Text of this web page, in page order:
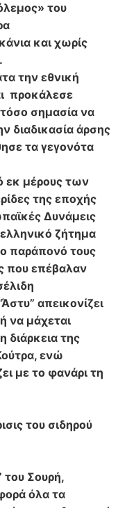
του
και χωρίς
την εθνική
προκάλεσε
τόσο σημασία να
διαδικασία άρσης
τα γεγονότα
εκ μέρους των
της εποχής
Δυνάμεις
ζήτημα
παράπονό τους
που επέβαλαν
απεικονίζει
να μάχεται
της
ενώ
με το φανάρι τη
του σιδηρού
του Σουρή,
όλα τα